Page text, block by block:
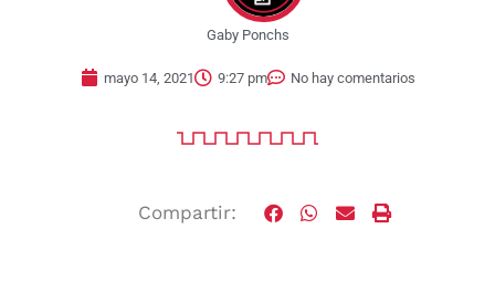
Gaby Ponchs
mayo 14, 2021 9:27 pm No hay comentarios
Compartir: